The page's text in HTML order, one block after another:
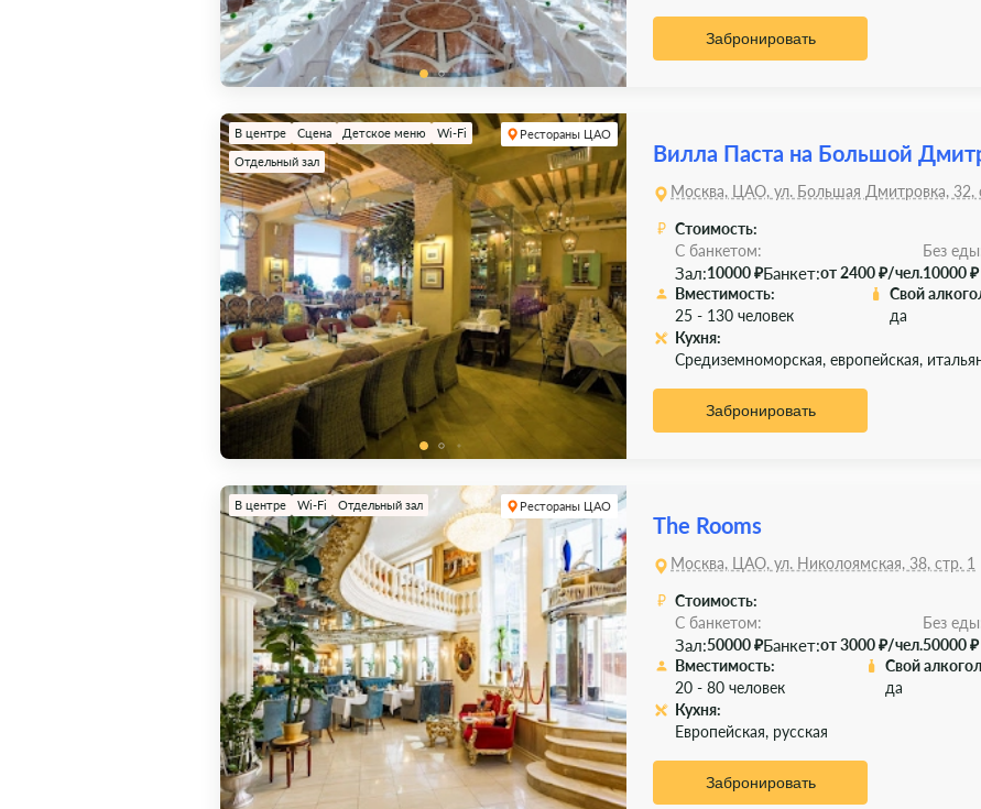
Забронировать
В центре Сцена Детское меню
Wi-Fi
Отдельный зал
Рестораны ЦАО
Вилла Паста на Большой
Москва, ЦАО, ул. Большая Дмитровка, 32,
Стоимость:
С банкетом:
Зал:10000 ₽Банкет:от 2400 ₽/чел.
Без
10000 ₽
Вместимость:
25 - 130 человек
Свой
да
Кухня:
Средиземноморская, европейская,
Забронировать
В центре Wi-Fi Отдельный зал Рестораны ЦАО
The Rooms
Москва, ЦАО, ул. Николоямская, 38, стр. 1
Стоимость:
С банкетом:
Зал:50000 ₽Банкет:от 3000 ₽/чел.
Без
50000 ₽
Вместимость:
20 - 80 человек
Свой
да
Кухня:
Европейская, русская
Забронировать